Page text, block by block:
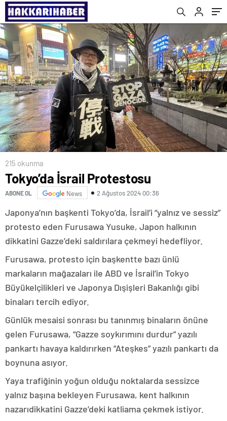
215 okunma
Tokyo’da İsrail Protestosu
ABONE OL News 2 Ağustos 2024 00:36
Japonya’nın başkenti Tokyo’da, İsrail’i “yalnız ve sessiz”
protesto eden Furusawa Yusuke, Japon halkının
dikkatini Gazze’deki saldırılara çekmeyi hedefliyor.
Furusawa, protesto için başkentte bazı ünlü
markaların mağazaları ile ABD ve İsrail’in Tokyo
Büyükelçilikleri ve Japonya Dışişleri Bakanlığı gibi
binaları tercih ediyor.
Günlük mesaisi sonrası bu tanınmış binaların önüne
gelen Furusawa, “Gazze soykırımını durdur” yazılı
pankartı havaya kaldırırken “Ateşkes” yazılı pankartı da
boynuna asıyor.
Yaya trafiğinin yoğun olduğu noktalarda sessizce
yalnız başına bekleyen Furusawa, kent halkının
nazarıdikkatini Gazze’deki katliama çekmek istiyor.